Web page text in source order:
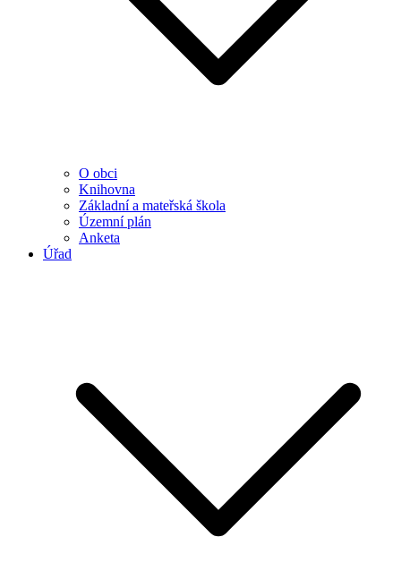
O obci
Knihovna
Základní a mateřská škola
Územní plán
Anketa
Úřad